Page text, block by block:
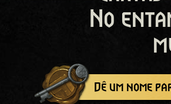
No
Dê um nome